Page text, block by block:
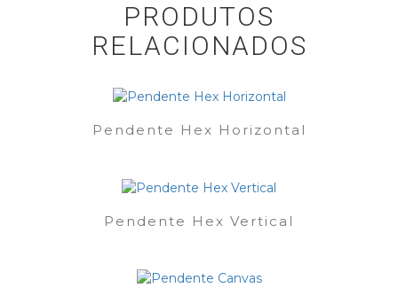
PRODUTOS
RELACIONADOS
Pendente Hex Horizontal
Pendente Hex Vertical